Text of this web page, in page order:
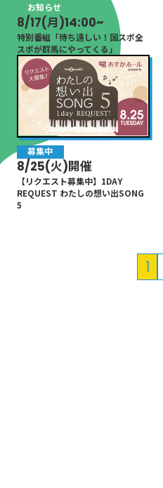
お知らせ
8/17(月)14:00~
特別番組「待ち遠しい！国スポ全
スポが群馬にやってくる」
募集中
8/25(火)開催
【リクエスト募集中】1DAY
REQUEST わたしの想い出SONG
5
1